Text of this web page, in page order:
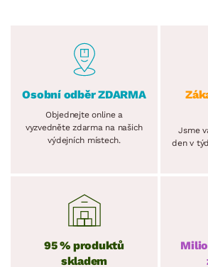
Osobní odběr ZDARMA
Objednejte online a
vyzvedněte zdarma na našich
výdejních místech.
Jsme
den v
95 % produktů
skladem